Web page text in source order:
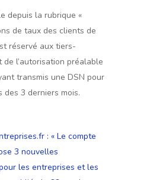
depuis la rubrique «
de taux des clients de
réservé aux tiers-
l’autorisation préalable
transmis une DSN pour
3 derniers mois.
: « Le compte
3 nouvelles
les entreprises et les